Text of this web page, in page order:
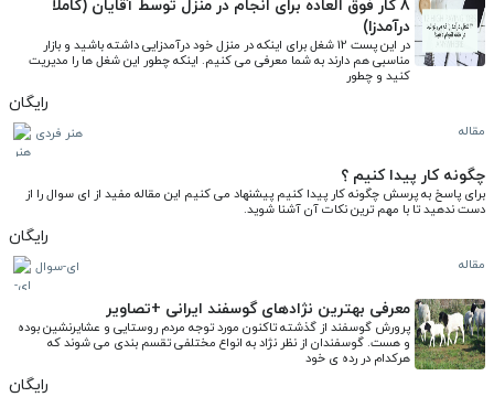
8 کار فوق العاده برای انجام در منزل توسط آقایان (کاملا
درآمدزا)
کنید و چطور
رایگان
مقاله هنر فردی
چگونه کار پیدا کنیم ؟
دست ندهید تا با مهم ترین نکات آن آشنا شوید.
رایگان
مقاله ای-سوال
معرفی بهترین نژادهای گوسفند ایرانی +تصاویر
هرکدام در رده ی خود
رایگان